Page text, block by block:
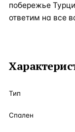
побережье
ответим на все
Тип
Спален